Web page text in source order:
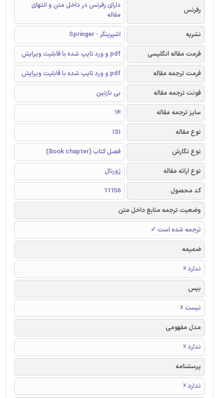
رفرنس
دارای رفرنس در داخل متن و انتهای
مقاله
نشریه
اشپرینگر - Springer
فرمت مقاله انگلیسی
pdf و ورد تایپ شده با قابلیت ویرایش
فرمت ترجمه مقاله
pdf و ورد تایپ شده با قابلیت ویرایش
فونت ترجمه مقاله
بی نازنین
سایز ترجمه مقاله
14
نوع مقاله
ISI
نوع نگارش
فصل کتاب (Book chapter)
نوع ارائه مقاله
ژورنال
کد محصول
11156
وضعیت ترجمه منابع داخل متن
ترجمه شده است ✓
ضمیمه
ندارد ☓
بیس
نیست ☓
مدل مفهومی
ندارد ☓
پرسشنامه
ندارد ☓